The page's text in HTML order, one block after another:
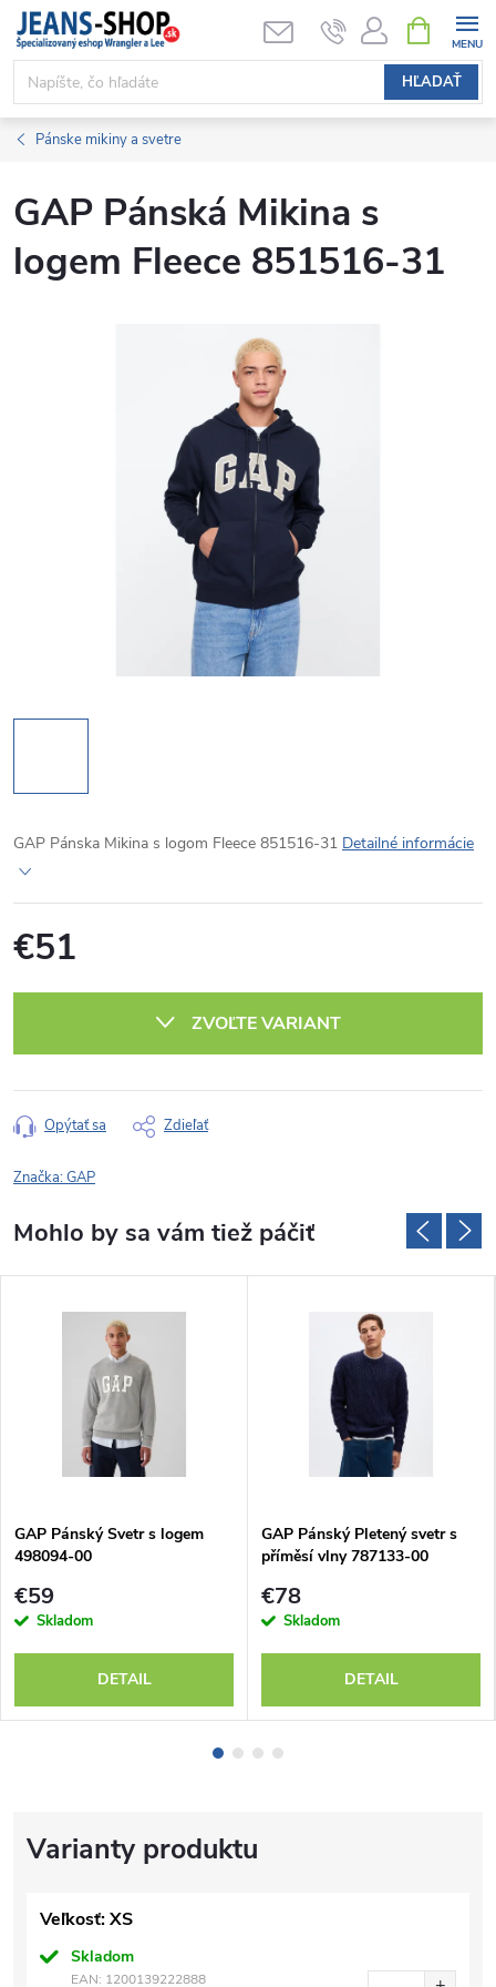
Prejsť
obsah
HĽADAŤ
KOŠÍK
Pánske mikiny a svetre
GAP Pánská Mikina s
logem Fleece 851516-31
GAP Pánska Mikina s logom Fleece 851516-31 Detailné informácie
€51
ZVOĽTE VARIANT
Opýtať sa Zdieľať
Značka:GAP
Veľkosť: XS
Skladom
EAN: 1200139222888
GAP Pánský Svetr s logem
498094-00
€59
Skladom
DETAIL
GAP Pánský Pletený svetr s
příměsí vlny 787133-00
€78
Skladom
DETAIL